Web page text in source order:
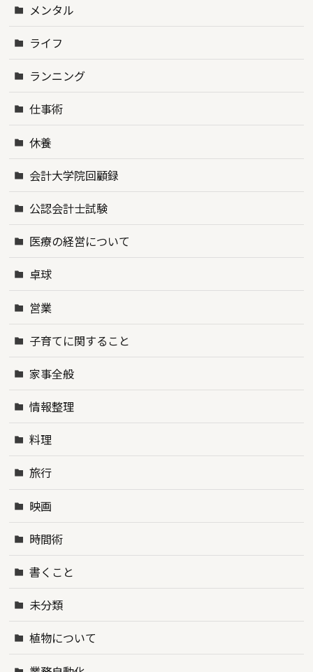
メンタル
ライフ
ランニング
仕事術
休養
会計大学院回顧録
公認会計士試験
医療の経営について
卓球
営業
子育てに関すること
家事全般
情報整理
料理
旅行
映画
時間術
書くこと
未分類
植物について